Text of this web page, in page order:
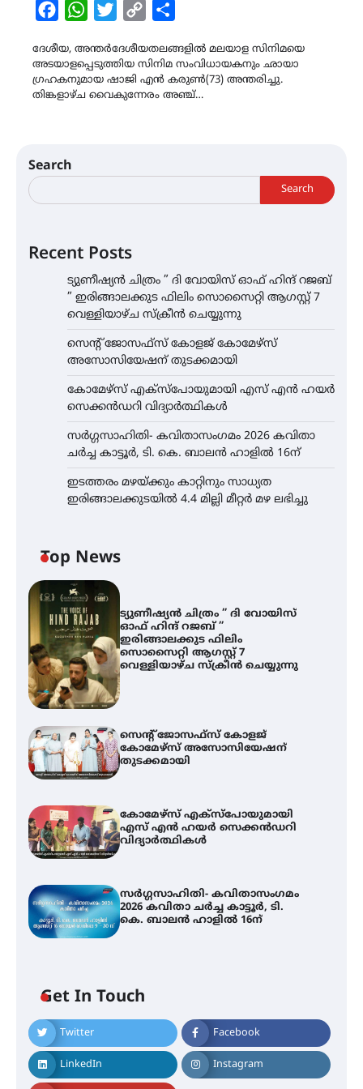
FacebookWhatsAppTwitterCopy
ദേശീയ, അന്തർദേശീയതലങ്ങളിൽ മലയാള സിനിമയെ
അടയാളപ്പെടുത്തിയ സിനിമ സംവിധായകനും ഛായാ​
ഗ്രഹകനുമായ ഷാജി എൻ കരുൺ(73) അന്തരിച്ചു.
തിങ്കളാഴ്ച വെെകുന്നേരം അഞ്ച്…
Search
Search
Recent Posts
ട്യുണീഷ്യൻ ചിത്രം ” ദി വോയിസ് ഓഫ് ഹിന്ദ് റജബ്
” ഇരിങ്ങാലക്കുട ഫിലിം സൊസൈറ്റി ആഗസ്റ്റ് 7
വെള്ളിയാഴ്ച സ്‌ക്രീൻ ചെയ്യുന്നു
സെന്റ് ജോസഫ്സ് കോളജ് കോമേഴ്‌സ്
അസോസിയേഷന് തുടക്കമായി
കോമേഴ്സ് എക്സ്പോയുമായി എസ് എൻ ഹയർ
സെക്കൻഡറി വിദ്യാർത്ഥികൾ
സർഗ്ഗസാഹിതി- കവിതാസംഗമം 2026 കവിതാ
ചർച്ച കാട്ടൂർ, ടി. കെ. ബാലൻ ഹാളിൽ 16ന്
ഇടത്തരം മഴയ്ക്കും കാറ്റിനും സാധ്യത
ഇരിങ്ങാലക്കുടയിൽ 4.4 മില്ലി മീറ്റർ മഴ ലഭിച്ചു
Top News
ട്യുണീഷ്യൻ ചിത്രം ” ദി വോയിസ്
ഓഫ് ഹിന്ദ് റജബ് ”
ഇരിങ്ങാലക്കുട ഫിലിം
സൊസൈറ്റി ആഗസ്റ്റ് 7
വെള്ളിയാഴ്ച സ്‌ക്രീൻ ചെയ്യുന്നു
സെന്റ് ജോസഫ്സ് കോളജ്
കോമേഴ്‌സ് അസോസിയേഷന്
തുടക്കമായി
കോമേഴ്സ് എക്സ്പോയുമായി
എസ് എൻ ഹയർ സെക്കൻഡറി
വിദ്യാർത്ഥികൾ
സർഗ്ഗസാഹിതി- കവിതാസംഗമം
2026 കവിതാ ചർച്ച കാട്ടൂർ, ടി.
കെ. ബാലൻ ഹാളിൽ 16ന്
Get In Touch
Twitter Facebook
LinkedIn Instagram